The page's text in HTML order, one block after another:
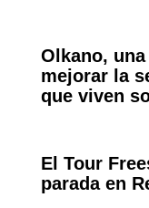
Olkano,
mejorar la
que viven
El Tour
parada en